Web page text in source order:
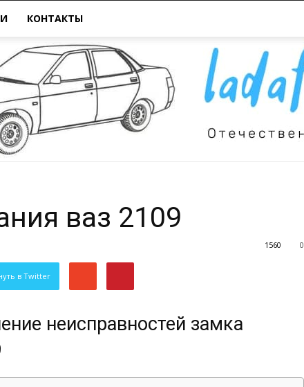
КОНТАКТЫ
об
ваз 2109
0
1560
в Twitter
неисправностей замка